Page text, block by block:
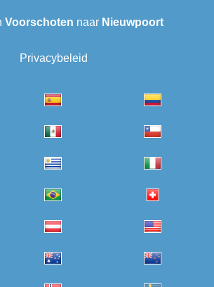
Voorschoten naar Nieuwpoort
Privacybeleid